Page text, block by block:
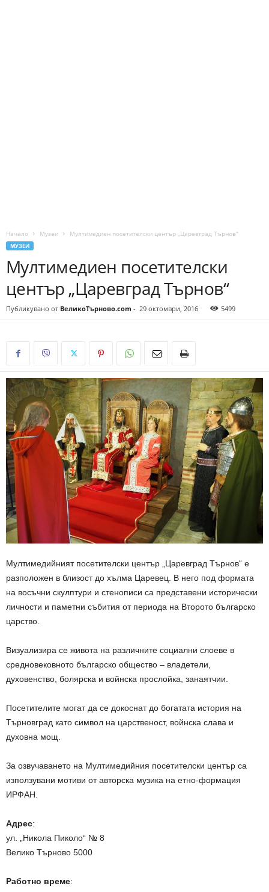
Начало Музеи Мултимедиен посетителски център „Царевград Търнов“
МУЗЕИ
Мултимедиен посетителски
център „Царевград Търнов“
Публикувано от ВеликоТърново.com - 29 октомври, 2016 5499
Мултимедийният посетителски център „Царевград Търнов“ е
разположен в близост до хълма Царевец. В него под формата
на восъчни скулптури и стенописи са представени исторически
личности и паметни събития от периода на Второто българско
царство.
Визуализира се живота на различните социални слоеве в
средновековното българско общество – владетели,
духовенство, болярска и войнска прослойка, занаятчии.
Посетителите могат да се докоснат до богатата история на
Търновград като символ на царственост, войнска слава и
духовна мощ.
За озвучаването на Мултимедийния посетителски център са
използувани мотиви от авторска музика на етно-формация
ИРФАН.
Адрес:
ул. „Никола Пиколо“ № 8
Велико Търново 5000
Работно време: